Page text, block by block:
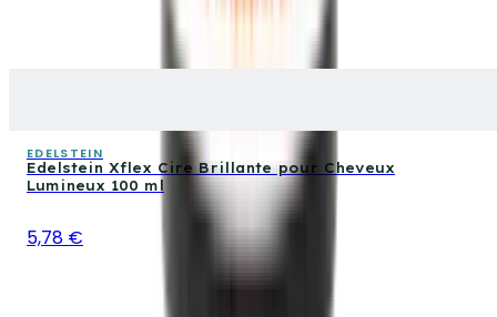
EDELSTEIN
Edelstein Xflex Cire Brillante pour Cheveux
Lumineux 100 ml
5,78 €